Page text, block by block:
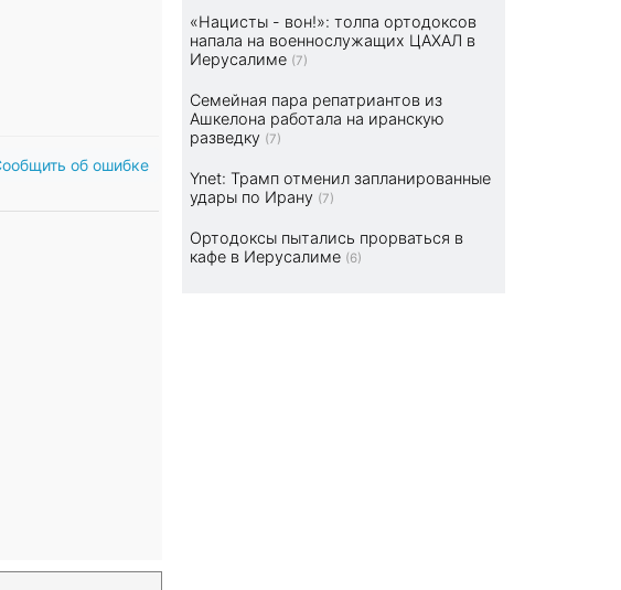
об ошибке
«Нацисты - вон!»: толпа ортодоксов
напала на военнослужащих ЦАХАЛ в
Иерусалиме (7)
Семейная пара репатриантов из
Ашкелона работала на иранскую
разведку (7)
Ynet: Трамп отменил запланированные
удары по Ирану (7)
Ортодоксы пытались прорваться в
кафе в Иерусалиме (6)